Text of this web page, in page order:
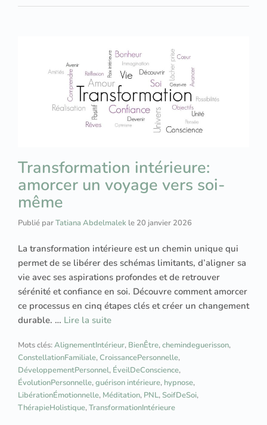
Transformation intérieure:
amorcer un voyage vers soi-
même
Publié parTatiana Abdelmalek le 20 janvier 2026
La transformation intérieure est un chemin unique qui
permet de se libérer des schémas limitants, d’aligner sa
vie avec ses aspirations profondes et de retrouver
sérénité et confiance en soi. Découvre comment amorcer
ce processus en cinq étapes clés et créer un changement
durable. … Lire la suite
Mots clés:AlignementIntérieur, BienÊtre,chemindeguerisson,
ConstellationFamiliale,CroissancePersonnelle,
DéveloppementPersonnel, ÉveilDeConscience,
ÉvolutionPersonnelle,guérison intérieure, hypnose,
LibérationÉmotionnelle, Méditation, PNL,SoifDeSoi,
ThérapieHolistique,TransformationIntérieure